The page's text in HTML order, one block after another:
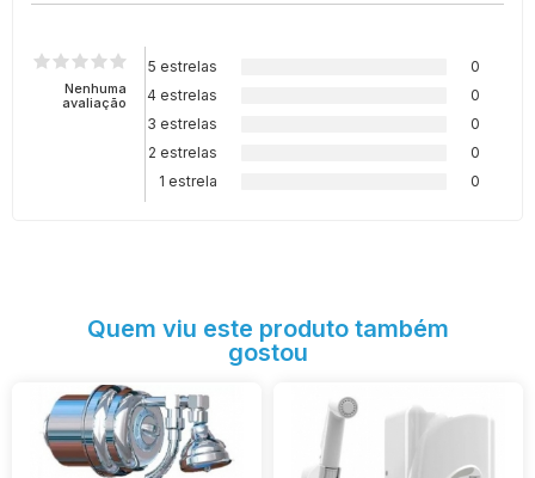
Nenhuma
avaliação
5 estrelas
0
4 estrelas
0
3 estrelas
0
2 estrelas
0
1 estrela
0
Quem viu este produto também
gostou